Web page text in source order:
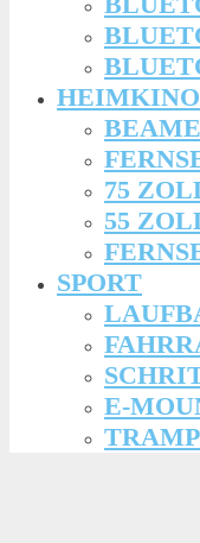
HEIMKINO
75
55
SPORT
E-